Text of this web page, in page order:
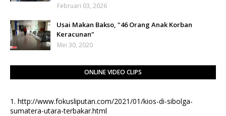
Februari 03, 2026
Usai Makan Bakso, "46 Orang Anak Korban
Keracunan"
Mei 30, 2020
ONLINE VIDEO CLIPS
1. http://www.fokusliputan.com/2021/01/kios-di-sibolga-
sumatera-utara-terbakar.html